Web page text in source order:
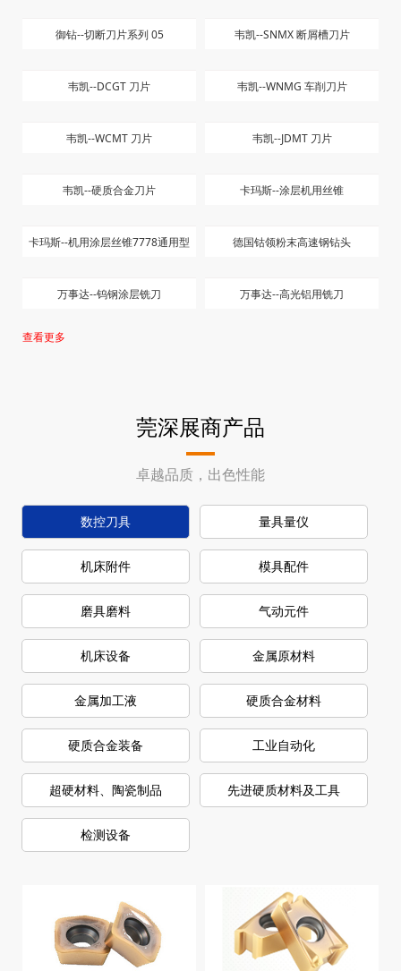
御钻--切断刀片系列 05 韦凯--SNMX 断屑槽刀片
韦凯--DCGT 刀片 韦凯--WNMG 车削刀片
韦凯--WCMT 刀片 韦凯--JDMT 刀片
韦凯--硬质合金刀片 卡玛斯--涂层机用丝锥
卡玛斯--机用涂层丝锥7778通用型 德国钴领粉末高速钢钻头
万事达--钨钢涂层铣刀 万事达--高光铝用铣刀
查看更多
莞深展商产品
卓越品质，出色性能
数控刀具 量具量仪
机床附件 模具配件
磨具磨料 气动元件
机床设备 金属原材料
金属加工液 硬质合金材料
硬质合金装备 工业自动化
超硬材料、陶瓷制品 先进硬质材料及工具
检测设备